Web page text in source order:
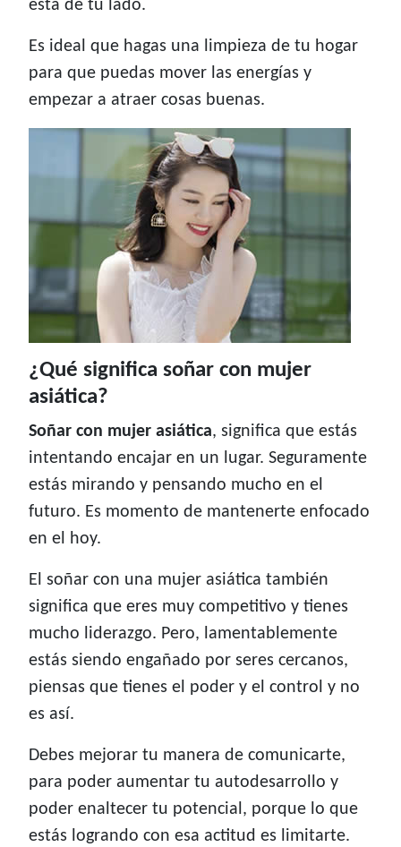
está de tu lado.
Es ideal que hagas una limpieza de tu hogar
para que puedas mover las energías y
empezar a atraer cosas buenas.
¿Qué significa soñar con mujer
asiática?
Soñar con mujer asiática, significa que estás
intentando encajar en un lugar. Seguramente
estás mirando y pensando mucho en el
futuro. Es momento de mantenerte enfocado
en el hoy.
El soñar con una mujer asiática también
significa que eres muy competitivo y tienes
mucho liderazgo. Pero, lamentablemente
estás siendo engañado por seres cercanos,
piensas que tienes el poder y el control y no
es así.
Debes mejorar tu manera de comunicarte,
para poder aumentar tu autodesarrollo y
poder enaltecer tu potencial, porque lo que
estás logrando con esa actitud es limitarte.